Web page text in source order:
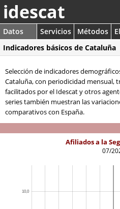
idescat
Datos Servicios Métodos
Indicadores básicos de Cataluña
Selección de indicadores
Cataluña, con periodicidad mensual,
facilitados por el Idescat y otros
series también muestran las
comparativos con España.
Afiliados a la
07/